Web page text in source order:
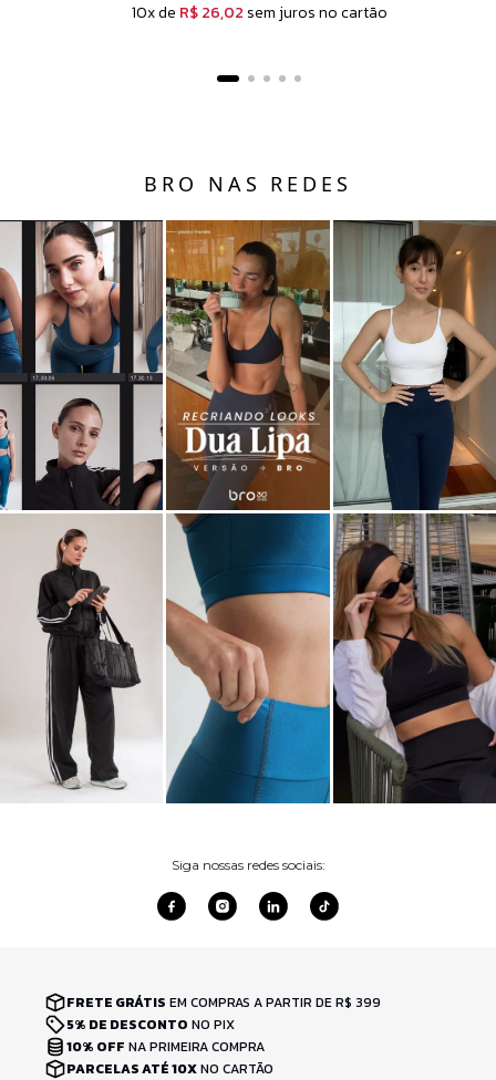
10x de R$ 26,02 sem juros no cartão
BRO NAS REDES
Siga nossas redes sociais:
FRETE GRÁTIS EM COMPRAS A PARTIR DE R$ 399
5% DE DESCONTO NO PIX
10% OFF NA PRIMEIRA COMPRA
PARCELAS ATÉ 10XNO CARTÃO